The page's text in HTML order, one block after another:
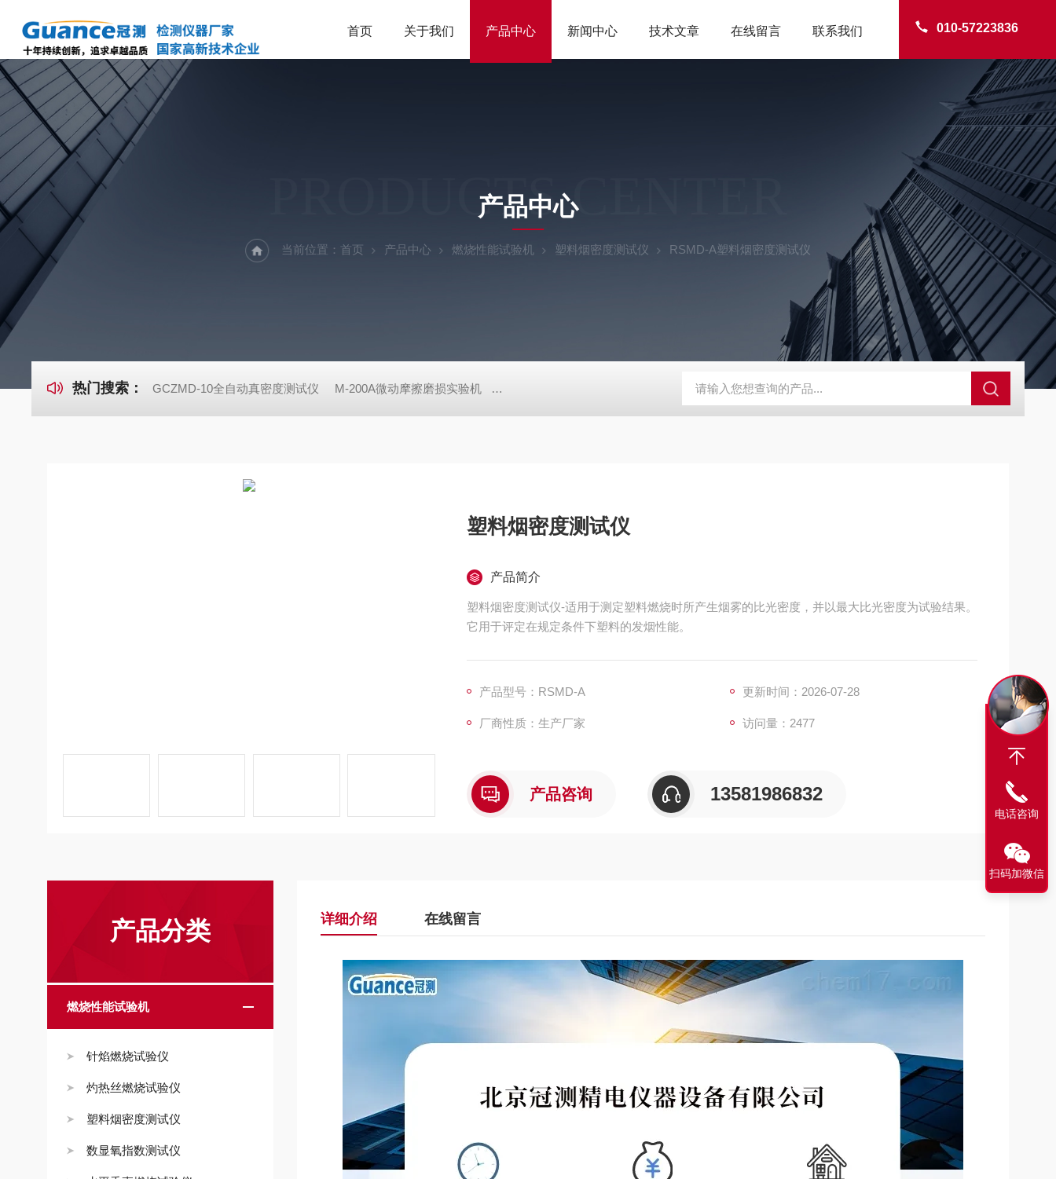
010-57223836
首页 关于我们 产品中心 新闻中心 技术文章 在线留言 联系我们
PRODUCTS CENTER
产品中心
当前位置： 首页 产品中心 燃烧性能试验机 塑料烟密度测试仪 RSMD-A塑料烟密度测试仪
热门搜索： GCZMD-10全自动真密度测试仪 M-200A微动摩擦磨损实验机 GCDDJ-50Kv电压击穿试验仪-微机控制 GCDDJ-50Kv绝缘材料电压击穿强度试验机 GCDDJ-100Kv
塑料烟密度测试仪
产品简介
塑料烟密度测试仪-适用于测定塑料燃烧时所产生烟雾的比光密度，并以最大比光密度为试验结果。
它用于评定在规定条件下塑料的发烟性能。
产品型号：RSMD-A 更新时间：2026-07-28
厂商性质：生产厂家 访问量：2477
产品咨询 13581986832
产品分类
燃烧性能试验机
针焰燃烧试验仪
灼热丝燃烧试验仪
塑料烟密度测试仪
数显氧指数测试仪
详细介绍 在线留言
电话咨询
扫码加微信